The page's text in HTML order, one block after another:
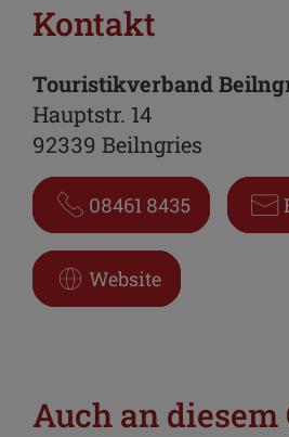
Kontakt
Touristikverband
Hauptstr. 14
92339 Beilngries
08461 8435
Website
Auch an diesem